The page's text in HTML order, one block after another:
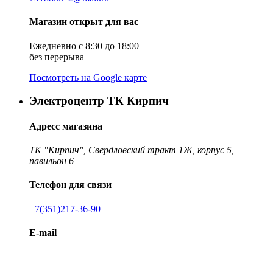
Магазин открыт для вас
Ежедневно с 8:30 до 18:00
без перерыва
Посмотреть на Google карте
Электроцентр ТК Кирпич
Адресс магазина
ТК "Кирпич", Свердловский тракт 1Ж, корпус 5,
павильон 6
Телефон для связи
+7(351)217-36-90
E-mail